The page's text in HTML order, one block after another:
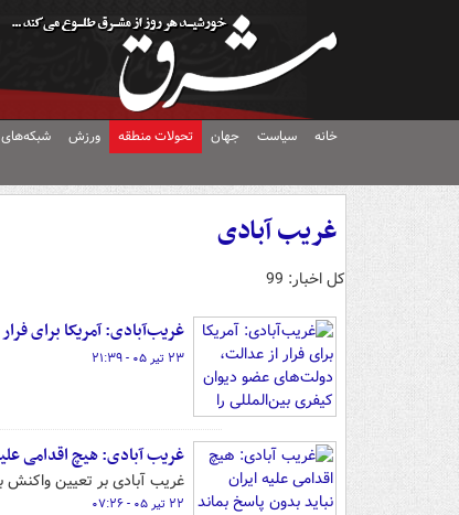
خانه سیاست جهان تحولات منطقه ورزش شبکه‌های
غریب آبادی
کل اخبار: 99
غریب‌آبادی: آمریکا برای
۲۳ تیر ۰۵ - ۲۱:۳۹
غریب آبادی: هیچ اقدامی
غریب آبادی بر تعیین
۲۲ تیر ۰۵ - ۰۷:۲۶